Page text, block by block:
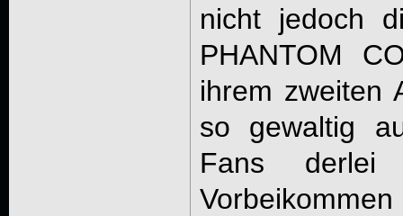
nicht jedoch
PHANTOM
ihrem zweiten
so gewaltig
Fans